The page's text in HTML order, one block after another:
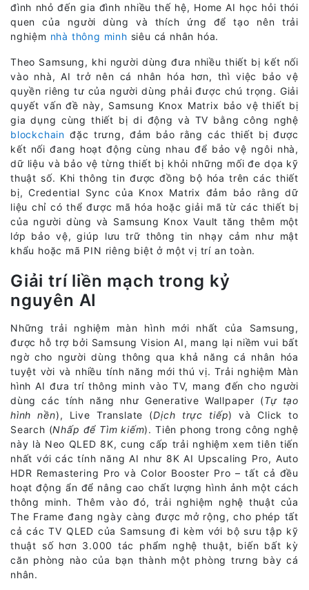
đình nhỏ đến gia đình nhiều thế hệ, Home AI học hỏi thói
quen của người dùng và thích ứng để tạo nên trải
nghiệm nhà thông minh siêu cá nhân hóa.
Theo Samsung, khi người dùng đưa nhiều thiết bị kết nối
vào nhà, AI trở nên cá nhân hóa hơn, thì việc bảo vệ
quyền riêng tư của người dùng phải được chú trọng. Giải
quyết vấn đề này, Samsung Knox Matrix bảo vệ thiết bị
gia dụng cùng thiết bị di động và TV bằng công nghệ
blockchain đặc trưng, đảm bảo rằng các thiết bị được
kết nối đang hoạt động cùng nhau để bảo vệ ngôi nhà,
dữ liệu và bảo vệ từng thiết bị khỏi những mối đe dọa kỹ
thuật số. Khi thông tin được đồng bộ hóa trên các thiết
bị, Credential Sync của Knox Matrix đảm bảo rằng dữ
liệu chỉ có thể được mã hóa hoặc giải mã từ các thiết bị
của người dùng và Samsung Knox Vault tăng thêm một
lớp bảo vệ, giúp lưu trữ thông tin nhạy cảm như mật
khẩu hoặc mã PIN riêng biệt ở một vị trí an toàn.
Giải trí liền mạch trong kỷ
nguyên AI
Những trải nghiệm màn hình mới nhất của Samsung,
được hỗ trợ bởi Samsung Vision AI, mang lại niềm vui bất
ngờ cho người dùng thông qua khả năng cá nhân hóa
tuyệt vời và nhiều tính năng mới thú vị. Trải nghiệm Màn
hình AI đưa trí thông minh vào TV, mang đến cho người
dùng các tính năng như Generative Wallpaper (Tự tạo
hình nền), Live Translate (Dịch trực tiếp) và Click to
Search (Nhấp để Tìm kiếm). Tiên phong trong công nghệ
này là Neo QLED 8K, cung cấp trải nghiệm xem tiên tiến
nhất với các tính năng AI như 8K AI Upscaling Pro, Auto
HDR Remastering Pro và Color Booster Pro – tất cả đều
hoạt động ẩn để nâng cao chất lượng hình ảnh một cách
thông minh. Thêm vào đó, trải nghiệm nghệ thuật của
The Frame đang ngày càng được mở rộng, cho phép tất
cả các TV QLED của Samsung đi kèm với bộ sưu tập kỹ
thuật số hơn 3.000 tác phẩm nghệ thuật, biến bất kỳ
căn phòng nào của bạn thành một phòng trưng bày cá
nhân.